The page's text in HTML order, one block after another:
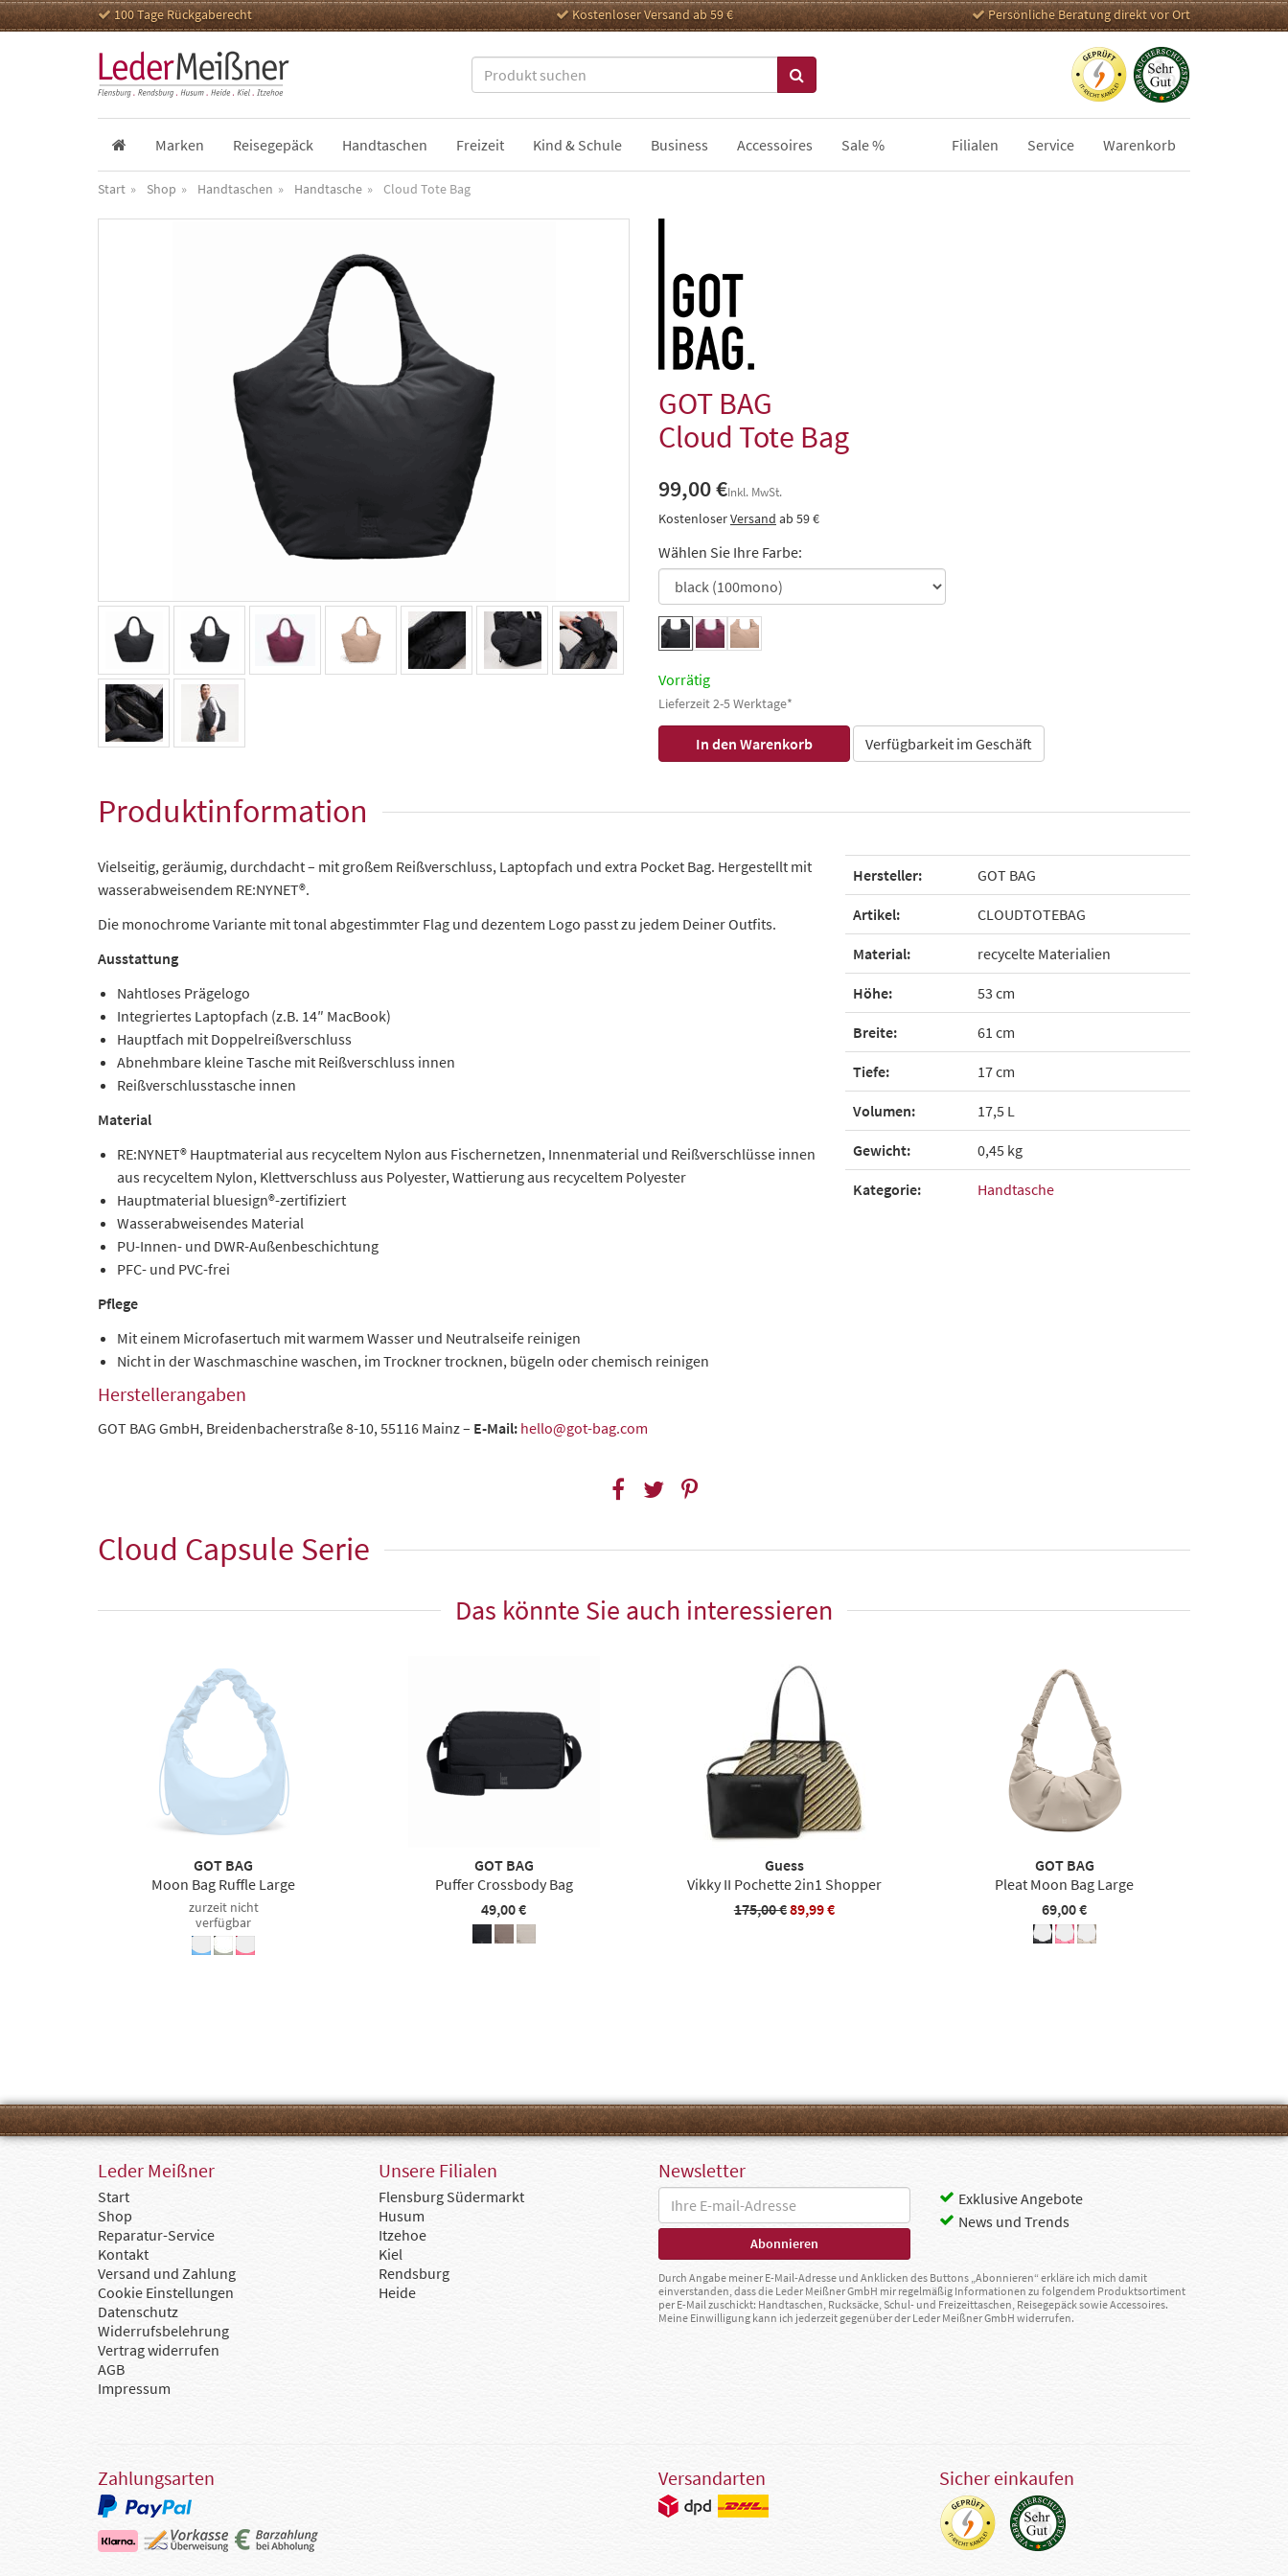
100 Tage Rückgaberecht Kostenloser Versand ab 59 € Persönliche Beratung direkt vor Ort
Marken Reisegepäck Handtaschen Freizeit Kind & Schule Business Accessoires Sale % Filialen Service Warenkorb
Start Shop Handtaschen Handtasche Cloud Tote Bag
GOT BAG
Cloud Tote Bag
99,00 €Inkl. MwSt.
KostenloserVersand ab 59 €
Wählen Sie Ihre Farbe:
Vorrätig
Lieferzeit 2-5 Werktage*
Verfügbarkeit im Geschäft
Produktinformation
Vielseitig, geräumig, durchdacht – mit großem Reißverschluss, Laptopfach und extra Pocket Bag. Hergestellt mit
wasserabweisendem RE:NYNET®.
Die monochrome Variante mit tonal abgestimmter Flag und dezentem Logo passt zu jedem Deiner Outfits.
Ausstattung
Nahtloses Prägelogo
Integriertes Laptopfach (z.B. 14″ MacBook)
Hauptfach mit Doppelreißverschluss
Abnehmbare kleine Tasche mit Reißverschluss innen
Reißverschlusstasche innen
Material
RE:NYNET® Hauptmaterial aus recyceltem Nylon aus Fischernetzen, Innenmaterial und Reißverschlüsse innen
aus recyceltem Nylon, Klettverschluss aus Polyester, Wattierung aus recyceltem Polyester
Hauptmaterial bluesign®-zertifiziert
Wasserabweisendes Material
PU-Innen- und DWR-Außenbeschichtung
PFC- und PVC-frei
Pflege
Mit einem Microfasertuch mit warmem Wasser und Neutralseife reinigen
Nicht in der Waschmaschine waschen, im Trockner trocknen, bügeln oder chemisch reinigen
Herstellerangaben
GOT BAG GmbH, Breidenbacherstraße 8-10, 55116 Mainz – E-Mail: hello@got-bag.com
Hersteller: GOT BAG
Artikel: CLOUDTOTEBAG
Material: recycelte Materialien
Höhe: 53 cm
Breite: 61 cm
Tiefe: 17 cm
Volumen: 17,5 L
Gewicht: 0,45 kg
Kategorie: Handtasche
Cloud Capsule Serie
Das könnte Sie auch interessieren
GOT BAG
Moon Bag Ruffle Large
zurzeit nicht
verfügbar
GOT BAG
Puffer Crossbody Bag
49,00 €
Guess
Vikky II Pochette 2in1 Shopper
175,00 €89,99 €
GOT BAG
Pleat Moon Bag Large
69,00 €
Leder Meißner
Start
Shop
Reparatur-Service
Kontakt
Versand und Zahlung
Cookie Einstellungen
Datenschutz
Widerrufsbelehrung
Vertrag widerrufen
AGB
Impressum
Unsere Filialen
Flensburg Südermarkt
Husum
Itzehoe
Kiel
Rendsburg
Heide
Newsletter
Exklusive Angebote
News und Trends
Durch Angabe meiner E-Mail-Adresse und Anklicken des Buttons „Abonnieren“ erkläre ich mich damit
einverstanden, dass die Leder Meißner GmbH mir regelmäßig Informationen zu folgendem Produktsortiment
per E-Mail zuschickt: Handtaschen, Rucksäcke, Schul- und Freizeittaschen, Reisegepäck sowie Accessoires.
Meine Einwilligung kann ich jederzeit gegenüber der Leder Meißner GmbH widerrufen.
Zahlungsarten Versandarten Sicher einkaufen